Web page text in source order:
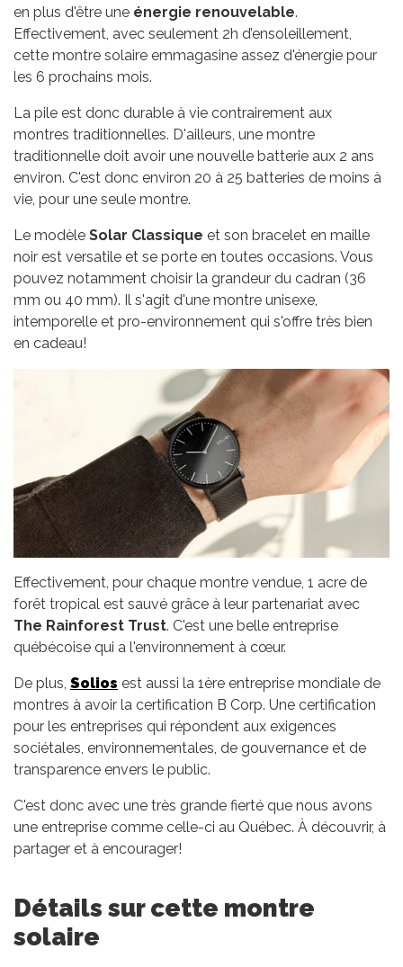
en plus d'être une énergie renouvelable.
Effectivement, avec seulement 2h d’ensoleillement,
cette montre solaire emmagasine assez d'énergie pour
les 6 prochains mois.
La pile est donc durable à vie contrairement aux
montres traditionnelles. D'ailleurs, une montre
traditionnelle doit avoir une nouvelle batterie aux 2 ans
environ. C'est donc environ 20 à 25 batteries de moins à
vie, pour une seule montre.
Le modèle Solar Classique et son bracelet en maille
noir est versatile et se porte en toutes occasions. Vous
pouvez notamment choisir la grandeur du cadran (36
mm ou 40 mm). Il s'agit d'une montre unisexe,
intemporelle et pro-environnement qui s'offre très bien
en cadeau!
Effectivement, pour chaque montre vendue, 1 acre de
forêt tropical est sauvé grâce à leur partenariat avec
The Rainforest Trust. C'est une belle entreprise
québécoise qui a l'environnement à cœur.
De plus, Solios est aussi la 1ère entreprise mondiale de
montres à avoir la certification B Corp. Une certification
pour les entreprises qui répondent aux exigences
sociétales, environnementales, de gouvernance et de
transparence envers le public.
C'est donc avec une très grande fierté que nous avons
une entreprise comme celle-ci au Québec. À découvrir, à
partager et à encourager!
Détails sur cette montre
solaire